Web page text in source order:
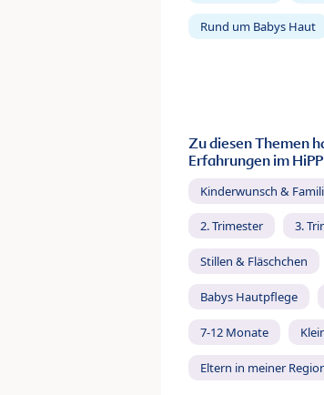
Rund um Babys Haut
Zu diesen Themen
Erfahrungen im
Kinderwunsch &
2. Trimester 3.
Stillen & Fläschchen
Babys Hautpflege
7-12 Monate
Eltern in meiner